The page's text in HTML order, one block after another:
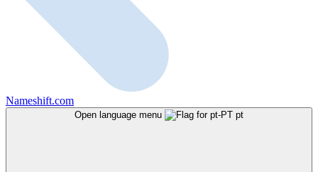
Nameshift.com
Open language menu pt